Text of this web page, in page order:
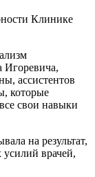
Клинике
Игоревича,
ассистентов
которые
свои навыки
на результат,
усилий врачей,